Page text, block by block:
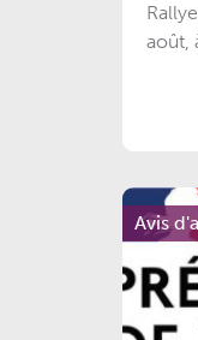
août,
Avis